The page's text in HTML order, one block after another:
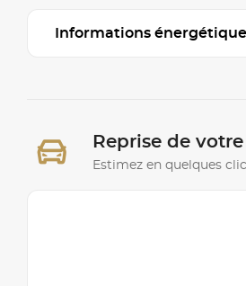
Informations
Reprise de
Estimez en quelques